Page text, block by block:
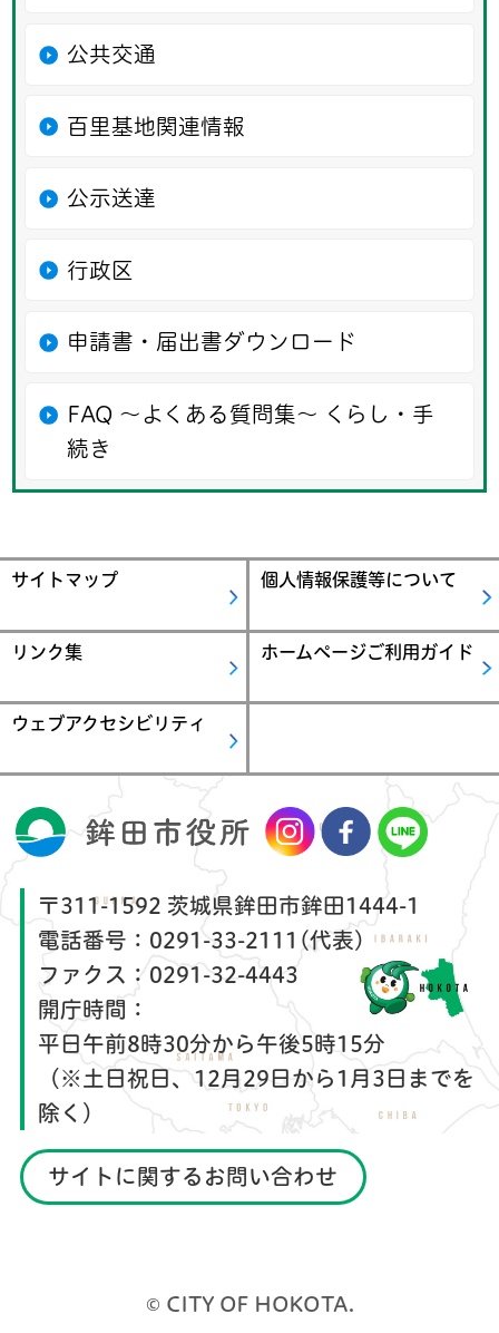
公共交通
百里基地関連情報
公示送達
行政区
申請書・届出書ダウンロード
FAQ ～よくある質問集～ くらし・手
続き
サイトマップ 個人情報保護等について
リンク集 ホームページご利用ガイド
ウェブアクセシビリティ
〒311-1592 茨城県鉾田市鉾田1444-1
電話番号： 0291-33-2111(代表)
ファクス： 0291-32-4443
開庁時間：
平日午前8時30分から午後5時15分
（※土日祝日、12月29日から1月3日までを
除く）
サイトに関するお問い合わせ
© CITY OF HOKOTA.